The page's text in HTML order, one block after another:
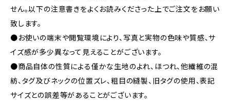
せん。以下の注意書きをよくお読みくださった上でご注文をお願い
致します。
●お使いの端末や閲覧環境により、写真と実物の色味や質感、サ
イズ感が多少異なって見えることがございます。
●商品自体の性質による僅かな生地のよれ、ほつれ、他繊維の混
紡、タグ及びネックの位置ズレ、粗目の縫製、旧タグの使用、表記
サイズとの誤差等があることがございます。